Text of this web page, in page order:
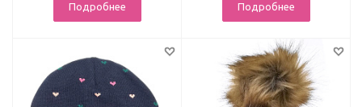
Подробнее Подробнее